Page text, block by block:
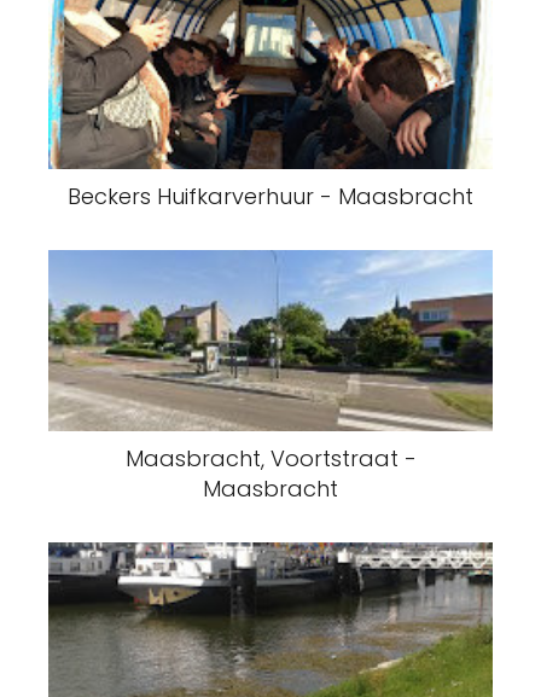
Beckers Huifkarverhuur - Maasbracht
Maasbracht, Voortstraat -
Maasbracht